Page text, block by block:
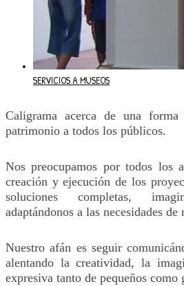
SERVICIOS A MUSEOS
Caligrama acerca de una
patrimonio a todos los públicos.
Nos preocupamos por todos los
creación y ejecución de los
soluciones completas,
adaptándonos a las necesidades de
Nuestro afán es seguir
alentando la creatividad, la
expresiva tanto de pequeños como